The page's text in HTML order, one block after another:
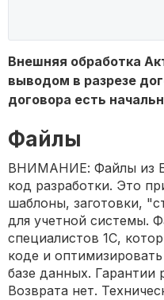
Внешняя обработка
выводом в разрезе
договора есть
Файлы
ВНИМАНИЕ: Файлы из
код разработки. Это
шаблоны, заготовки,
для учетной системы.
специалистов 1С,
коде и
базе данных. Гарантии
Возврата нет.